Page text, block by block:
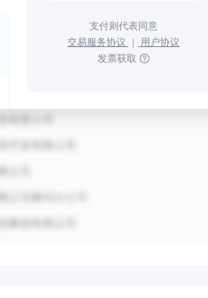
支付则代表同意
交易服务协议 ｜ 用户协议
发票获取